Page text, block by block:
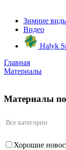
Зимние
Видео
Halyk
Главная
Материалы
Материалы
Все категории
Хорошие